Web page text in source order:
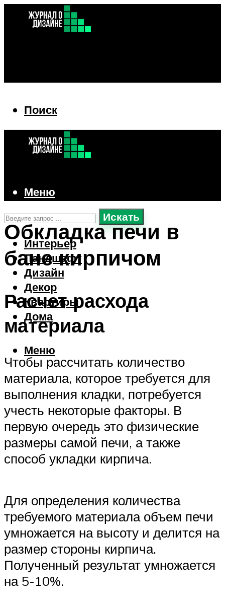
Поиск
Искать
Интерьер
Ландшафт
Дизайн
Декор
Квартиры
Дома
Меню
Меню
Обкладка печи в
бане кирпичом
Расчет расхода
материала
Чтобы рассчитать количество
материала, которое требуется для
выполнения кладки, потребуется
учесть некоторые факторы. В
первую очередь это физические
размеры самой печи, а также
способ укладки кирпича.
Для определения количества
требуемого материала объем печи
умножается на высоту и делится на
размер стороны кирпича.
Полученный результат умножается
на 5-10%.